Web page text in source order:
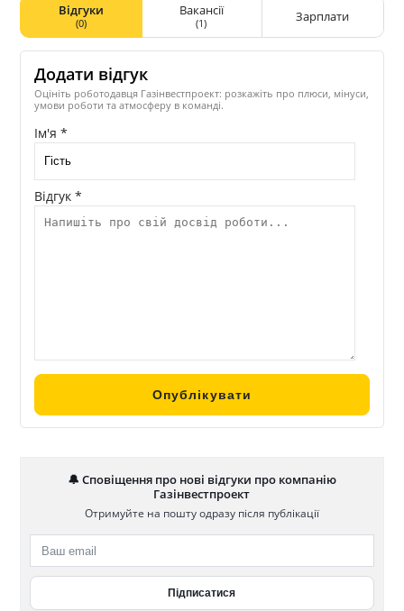
Відгуки
(0)
Вакансії
(1) Зарплати
Додати відгук
Оцініть роботодавця Газінвестпроект: розкажіть про плюси, мінуси,
умови роботи та атмосферу в команді.
Ім'я *
Відгук *
🔔 Сповіщення про нові відгуки про компанію
Газінвестпроект
Отримуйте на пошту одразу після публікації